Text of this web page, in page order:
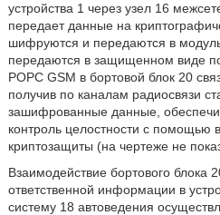
устройства 1 через узел 16
передает данные на
шифруются и передаются в
передаются в защищенном виде
РОРС GSM в бортовой блок 20
получив по каналам радиосвязи
зашифрованные данные,
контроль целостности с помощью
криптозащиты (на чертеже не
Взаимодействие бортового блока
ответственной информации в
систему 18 автоведения